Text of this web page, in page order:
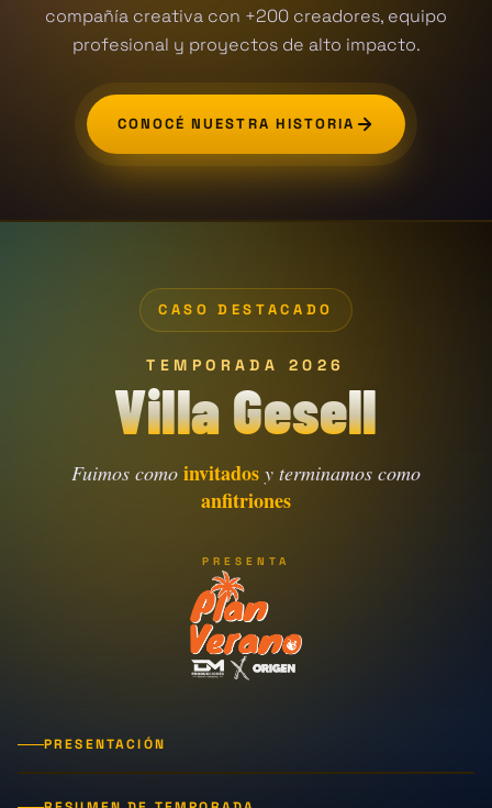
compañía creativa con +200 creadores, equipo
profesional y proyectos de alto impacto.
CONOCÉ NUESTRA HISTORIA
CASO DESTACADO
TEMPORADA 2026
Villa Gesell
Fuimos como invitados y terminamos como
anfitriones
PRESENTA
PRESENTACIÓN